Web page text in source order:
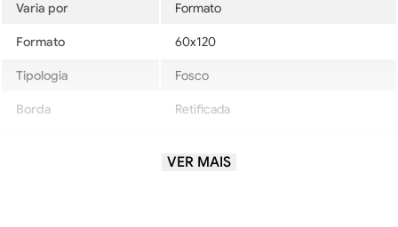
Varia por Formato
Formato 60x120
Tipologia Fosco
Borda Retificada
VER MAIS